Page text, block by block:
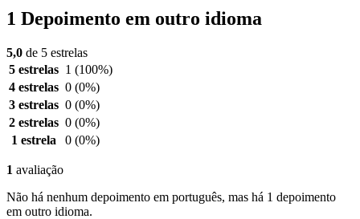
1 Depoimento em outro idioma
5,0 de 5 estrelas
5 estrelas 1 (100%)
4 estrelas 0 (0%)
3 estrelas 0 (0%)
2 estrelas 0 (0%)
1 estrela
0 (0%)
1 avaliação
Não há nenhum depoimento em português, mas há 1 depoimento
em outro idioma.